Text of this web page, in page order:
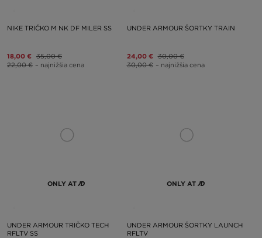
NIKE TRIČKO M NK DF MILER SS
18,00 € 35,00 €
22,00 € – najnižšia cena
UNDER ARMOUR ŠORTKY TRAIN
24,00 € 30,00 €
30,00 € – najnižšia cena
ONLY AT
UNDER ARMOUR TRIČKO TECH
RFLTV SS
ONLY AT
UNDER ARMOUR ŠORTKY LAUNCH
RFLTV